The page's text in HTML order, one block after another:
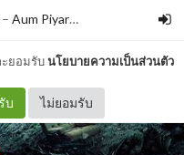
ะยอมรับนโยบายความเป็นส่วนตัว
บ ไม่ยอมรับ
– Aum Piyaratt